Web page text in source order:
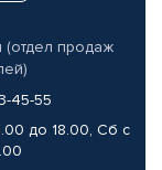
(отдел продаж
45-55
до 18.00, Сб с